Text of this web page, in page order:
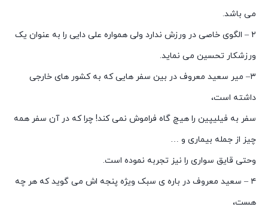
می باشد.
۲ – الگوی خاصی در ورزش ندارد ولی همواره علی دایی را به عنوان یک
ورزشکار تحسین می نماید.
۳– میر سعید معروف در بین سفر هایی که به کشور های خارجی
داشته است،
سفر به فیلیپین را هیچ گاه فراموش نمی کند! چرا که در آن سفر همه
چیز از جمله بیماری و …
وحتی قایق سواری را نیز تجربه نموده است.
۴ – سعید معروف در باره ی سبک ویژه پنجه اش می گوید که هر چه
هست،